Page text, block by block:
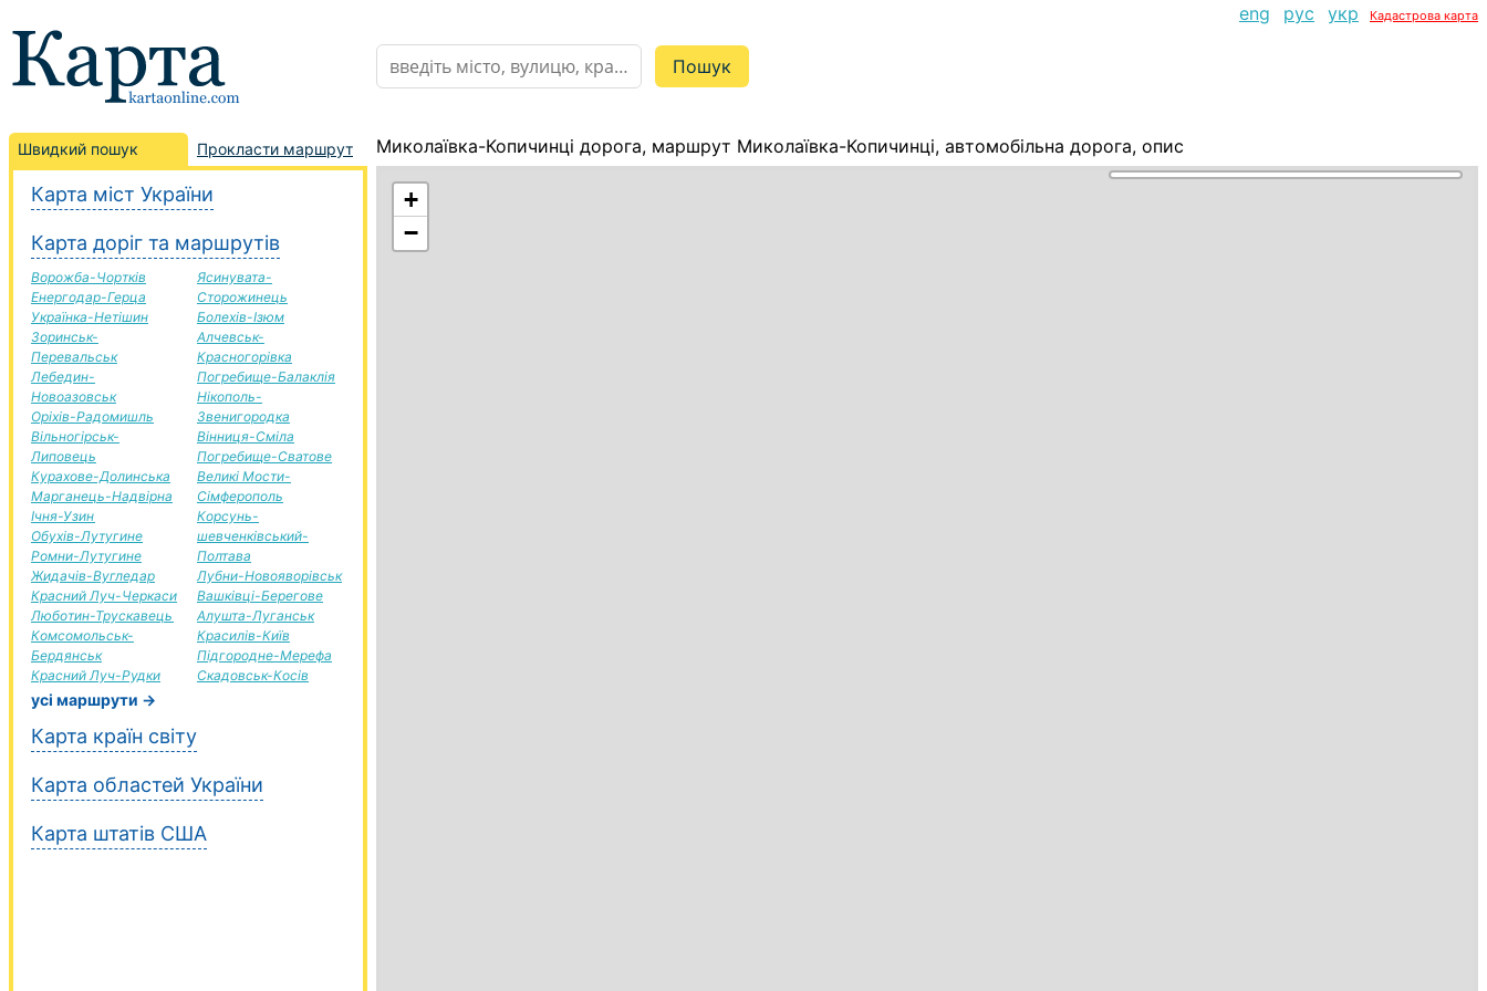
eng рус укр Кадастрова карта
Швидкий пошук Прокласти маршрут
Карта міст України
Карта доріг та маршрутів
Ворожба-Чортків
Енергодар-Герца
Українка-Нетішин
Зоринськ-
Перевальськ
Лебедин-
Новоазовськ
Оріхів-Радомишль
Вільногірськ-
Липовець
Курахове-Долинська
Марганець-Надвірна
Ічня-Узин
Обухів-Лутугине
Ромни-Лутугине
Жидачів-Вугледар
Красний Луч-Черкаси
Люботин-Трускавець
Комсомольськ-
Бердянськ
Красний Луч-Рудки
Ясинувата-
Сторожинець
Болехів-Ізюм
Алчевськ-
Красногорівка
Погребище-Балаклія
Нікополь-
Звенигородка
Вінниця-Сміла
Погребище-Сватове
Великі Мости-
Сімферополь
Корсунь-
шевченківський-
Полтава
Лубни-Новояворівськ
Вашківці-Берегове
Алушта-Луганськ
Красилів-Київ
Підгородне-Мерефа
Скадовськ-Косів
усі маршрути →
Карта країн світу
Карта областей України
Карта штатів США
Миколаївка-Копичинці дорога, маршрут Миколаївка-Копичинці, автомобільна дорога, опис
+
−